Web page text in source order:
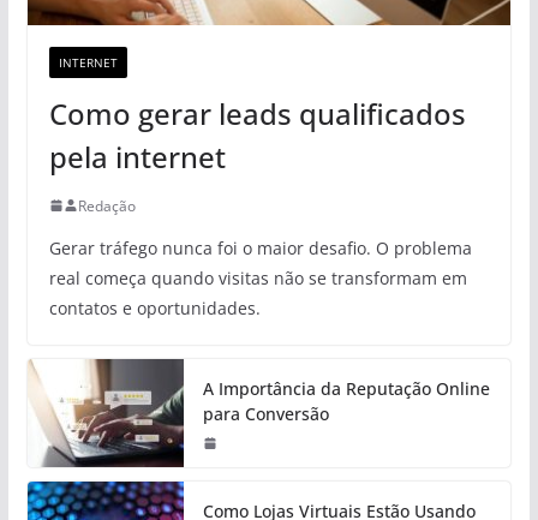
INTERNET
Como gerar leads qualificados
pela internet
Redação
Gerar tráfego nunca foi o maior desafio. O problema
real começa quando visitas não se transformam em
contatos e oportunidades.
A Importância da Reputação Online
para Conversão
Como Lojas Virtuais Estão Usando